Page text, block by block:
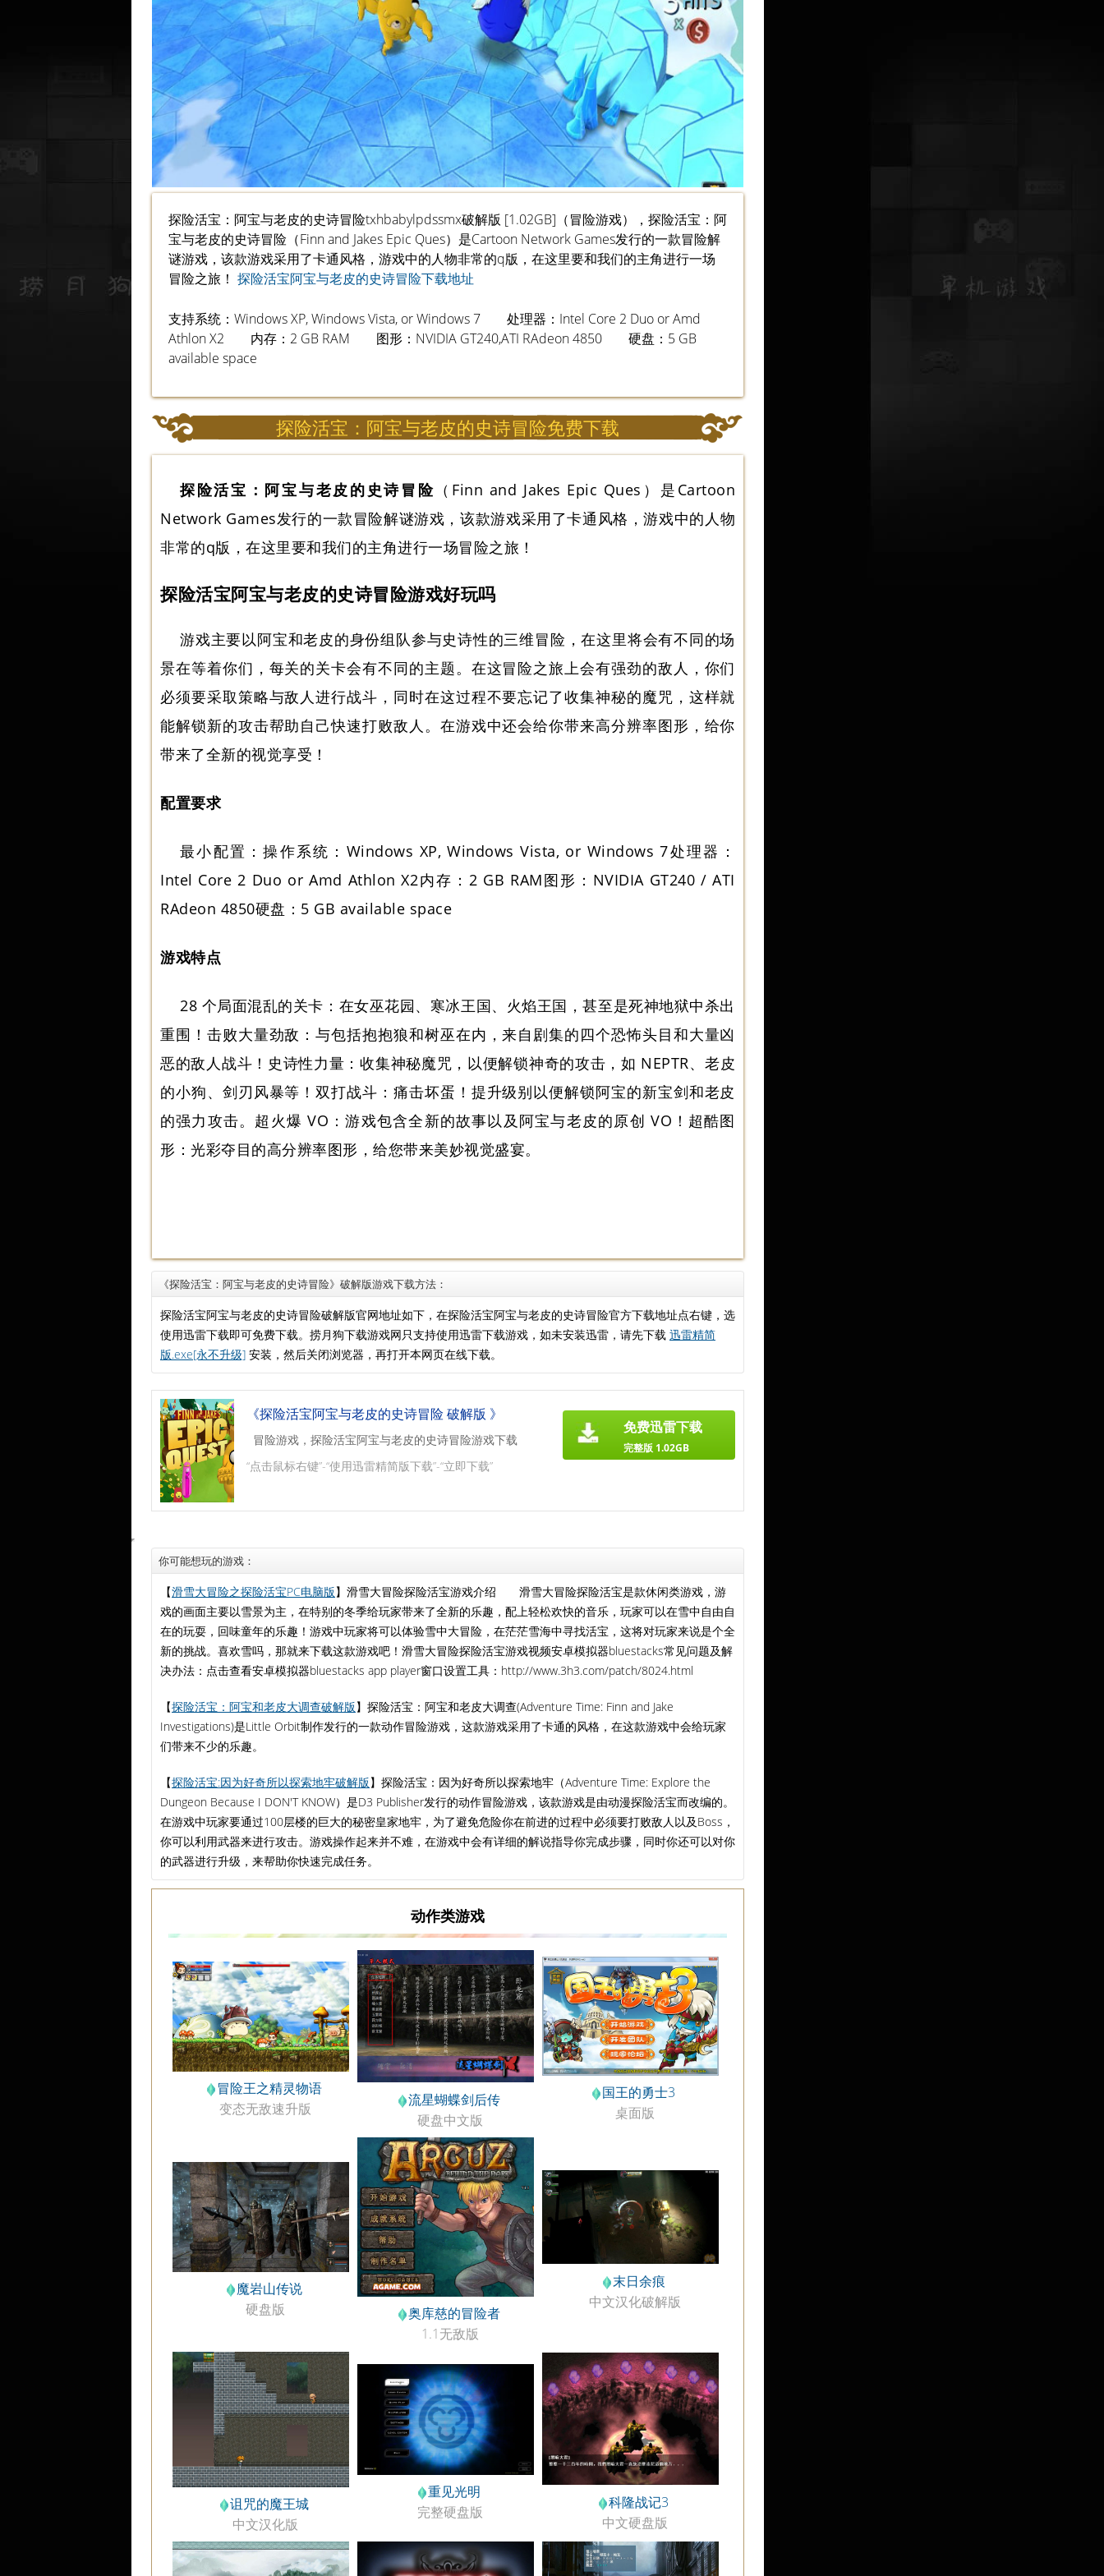
探险活宝：阿宝与老皮的史诗冒险txhbabylpdssmx破解版 [1.02GB]（冒险游戏），探险活宝：阿
宝与老皮的史诗冒险（Finn and Jakes Epic Ques）是Cartoon Network Games发行的一款冒险解
谜游戏，该款游戏采用了卡通风格，游戏中的人物非常的q版，在这里要和我们的主角进行一场
冒险之旅！ 探险活宝阿宝与老皮的史诗冒险下载地址
支持系统：Windows XP, Windows Vista, or Windows 7 处理器：Intel Core 2 Duo or Amd
Athlon X2 内存：2 GB RAM 图形：NVIDIA GT240,ATI RAdeon 4850 硬盘：5 GB
available space
探险活宝：阿宝与老皮的史诗冒险免费下载
探险活宝：阿宝与老皮的史诗冒险 （Finn and Jakes Epic Ques）是Cartoon
Network Games发行的一款冒险解谜游戏，该款游戏采用了卡通风格，游戏中的人物
非常的q版，在这里要和我们的主角进行一场冒险之旅！
探险活宝阿宝与老皮的史诗冒险游戏好玩吗
游戏主要以阿宝和老皮的身份组队参与史诗性的三维冒险，在这里将会有不同的场
景在等着你们，每关的关卡会有不同的主题。在这冒险之旅上会有强劲的敌人，你们
必须要采取策略与敌人进行战斗，同时在这过程不要忘记了收集神秘的魔咒，这样就
能解锁新的攻击帮助自己快速打败敌人。在游戏中还会给你带来高分辨率图形，给你
带来了全新的视觉享受！
配置要求
最小配置：操作系统：Windows XP, Windows Vista, or Windows 7处理器：
Intel Core 2 Duo or Amd Athlon X2内存：2 GB RAM图形：NVIDIA GT240 / ATI
RAdeon 4850硬盘：5 GB available space
游戏特点
28 个局面混乱的关卡：在女巫花园、寒冰王国、火焰王国，甚至是死神地狱中杀出
重围！击败大量劲敌：与包括抱抱狼和树巫在内，来自剧集的四个恐怖头目和大量凶
恶的敌人战斗！史诗性力量：收集神秘魔咒，以便解锁神奇的攻击，如 NEPTR、老皮
的小狗、剑刃风暴等！双打战斗：痛击坏蛋！提升级别以便解锁阿宝的新宝剑和老皮
的强力攻击。超火爆 VO：游戏包含全新的故事以及阿宝与老皮的原创 VO！超酷图
形：光彩夺目的高分辨率图形，给您带来美妙视觉盛宴。
《探险活宝：阿宝与老皮的史诗冒险》破解版游戏下载方法：
探险活宝阿宝与老皮的史诗冒险破解版官网地址如下，在探险活宝阿宝与老皮的史诗冒险官方下载地址点右键，选
使用迅雷下载即可免费下载。捞月狗下载游戏网只支持使用迅雷下载游戏，如未安装迅雷，请先下载 迅雷精简
版.exe[永不升级] 安装，然后关闭浏览器，再打开本网页在线下载。
《探险活宝阿宝与老皮的史诗冒险 破解版 》
冒险游戏，探险活宝阿宝与老皮的史诗冒险游戏下载
“点击鼠标右键”-“使用迅雷精简版下载”-“立即下载”
免费迅雷下载
完整版 1.02GB
你可能想玩的游戏：
【滑雪大冒险之探险活宝PC电脑版】滑雪大冒险探险活宝游戏介绍 滑雪大冒险探险活宝是款休闲类游戏，游
戏的画面主要以雪景为主，在特别的冬季给玩家带来了全新的乐趣，配上轻松欢快的音乐，玩家可以在雪中自由自
在的玩耍，回味童年的乐趣！游戏中玩家将可以体验雪中大冒险，在茫茫雪海中寻找活宝，这将对玩家来说是个全
新的挑战。喜欢雪吗，那就来下载这款游戏吧！滑雪大冒险探险活宝游戏视频安卓模拟器bluestacks常见问题及解
决办法：点击查看安卓模拟器bluestacks app player窗口设置工具：http://www.3h3.com/patch/8024.html
【探险活宝：阿宝和老皮大调查破解版】探险活宝：阿宝和老皮大调查(Adventure Time: Finn and Jake
Investigations)是Little Orbit制作发行的一款动作冒险游戏，这款游戏采用了卡通的风格，在这款游戏中会给玩家
们带来不少的乐趣。
【探险活宝:因为好奇所以探索地牢破解版】探险活宝：因为好奇所以探索地牢（Adventure Time: Explore the
Dungeon Because I DON'T KNOW）是D3 Publisher发行的动作冒险游戏，该款游戏是由动漫探险活宝而改编的。
在游戏中玩家要通过100层楼的巨大的秘密皇家地牢，为了避免危险你在前进的过程中必须要打败敌人以及Boss，
你可以利用武器来进行攻击。游戏操作起来并不难，在游戏中会有详细的解说指导你完成步骤，同时你还可以对你
的武器进行升级，来帮助你快速完成任务。
动作类游戏
冒险王之精灵物语
变态无敌速升版
流星蝴蝶剑后传
硬盘中文版
国王的勇士3
桌面版
魔岩山传说
硬盘版
奥库慈的冒险者
1.1无敌版
末日余痕
中文汉化破解版
诅咒的魔王城
中文汉化版
重见光明
完整硬盘版
科隆战记3
中文硬盘版